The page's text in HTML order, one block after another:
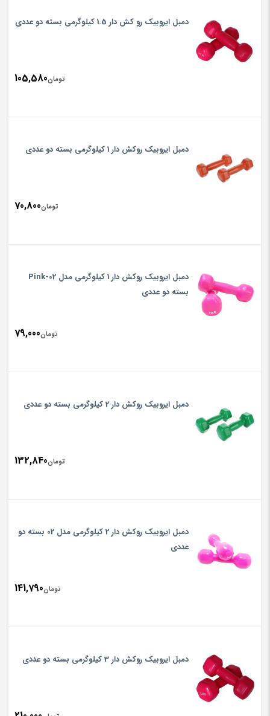
دمبل ایروبیک رو کش دار 1.5 کیلوگرمی بسته دو عددی
تومان105,580
دمبل ایروبیک روکش‌ دار 1 کیلوگرمی بسته دو عددی
تومان70,800
دمبل ایروبیک روکش دار 1 کیلوگرمی مدل 02-Pink
بسته دو عددی
تومان79,000
دمبل ایروبیک روکش‌ دار 2 کیلوگرمی بسته دو عددی
تومان132,840
دمبل ایروبیک روکش دار 2 کیلوگرمی مدل 02 بسته دو
عددی
تومان141,790
دمبل ایروبیک روکش دار 3 کیلوگرمی بسته دو عددی